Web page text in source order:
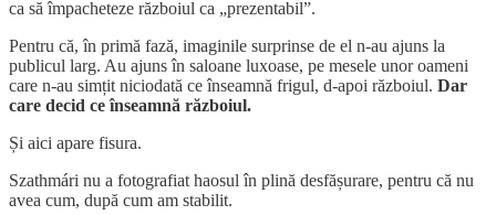
ca să împacheteze războiul ca „prezentabil”.
Pentru că, în primă fază, imaginile surprinse de el n-au ajuns la
publicul larg. Au ajuns în saloane luxoase, pe mesele unor oameni
care n-au simțit niciodată ce înseamnă frigul, d-apoi războiul. Dar
care decid ce înseamnă războiul.
Și aici apare fisura.
Szathmári nu a fotografiat haosul în plină desfășurare, pentru că nu
avea cum, după cum am stabilit.